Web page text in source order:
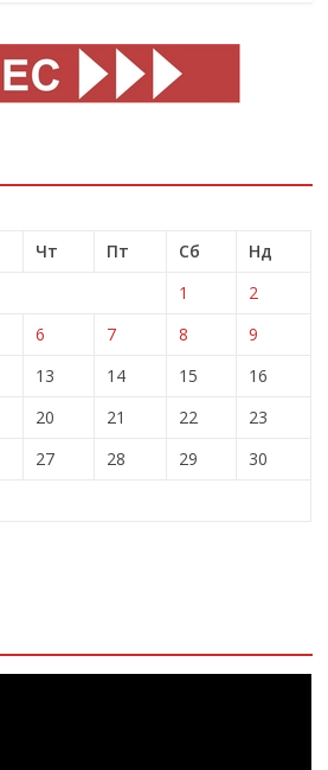
Чт Пт Сб
Нд
1
2
6 7 8
9
13 14 15
16
20 21 22
23
27 28 29
30